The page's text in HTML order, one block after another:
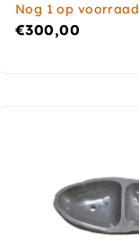
Nog 1 op voorraad
€300,00